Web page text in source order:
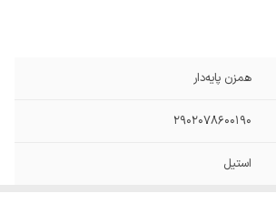
همزن پایه‌دار
۲۹۰۲۰۷۸۶۰۰۱۹۰
استیل